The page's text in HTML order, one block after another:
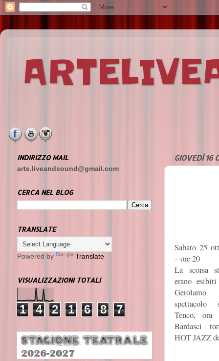
GIOVEDÌ 16
Sabato 25
– ore 20
La scorsa
erano
Tenco,
Bardasci
HOT JAZZ
INDIRIZZO MAIL
arte.liveandsound@gmail.com
CERCA NEL BLOG
TRANSLATE
Powered by Translate
VISUALIZZAZIONI TOTALI
1 4 2 1 6 8 7